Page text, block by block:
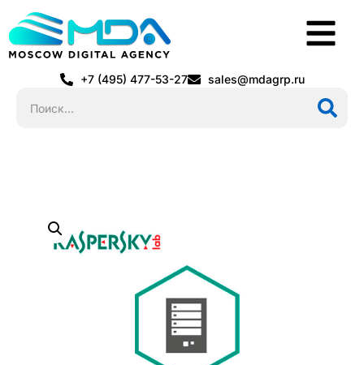
+7 (495) 477-53-27 sales@mdagrp.ru